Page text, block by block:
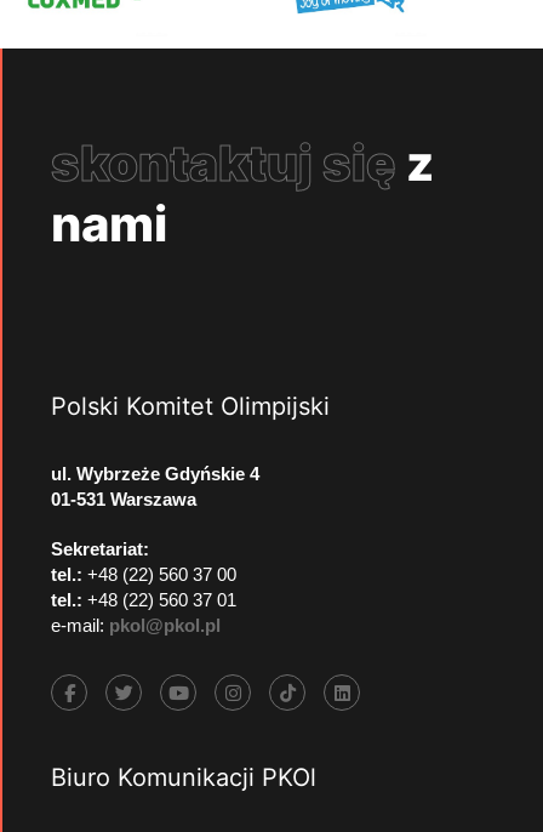
skontaktuj się z
nami
Polski Komitet Olimpijski
ul. Wybrzeże Gdyńskie 4
01-531 Warszawa
Sekretariat:
tel.: +48 (22) 560 37 00
tel.: +48 (22) 560 37 01
e-mail: pkol@pkol.pl
Biuro Komunikacji PKOl